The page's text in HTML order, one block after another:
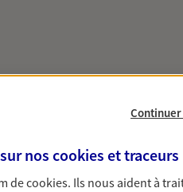
nos cookies et traceurs
decookies. Ils nous aident à